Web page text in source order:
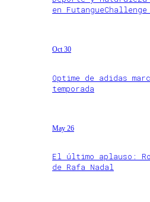
en FutangueChallenge
Oct 30
Optime de adidas
temporada
May 26
El último aplauso:
de Rafa Nadal